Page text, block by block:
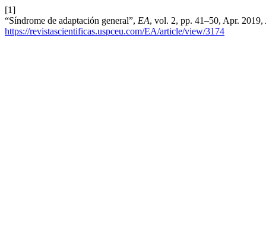
[1]
“Síndrome de adaptación general”, EA, vol. 2, pp. 41–50, Apr.
https://revistascientificas.uspceu.com/EA/article/view/3174